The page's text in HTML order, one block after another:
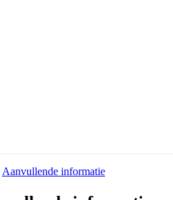
Aanvullende informatie